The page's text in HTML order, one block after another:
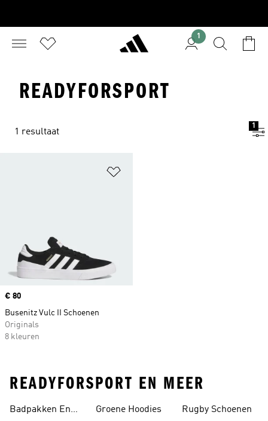
1
READYFORSPORT
1 resultaat
1
Price
€ 80
Busenitz Vulc II Schoenen
Originals
8 kleuren
READYFORSPORT EN MEER
Badpakken En
Groene Hoodies Rugby Schoenen